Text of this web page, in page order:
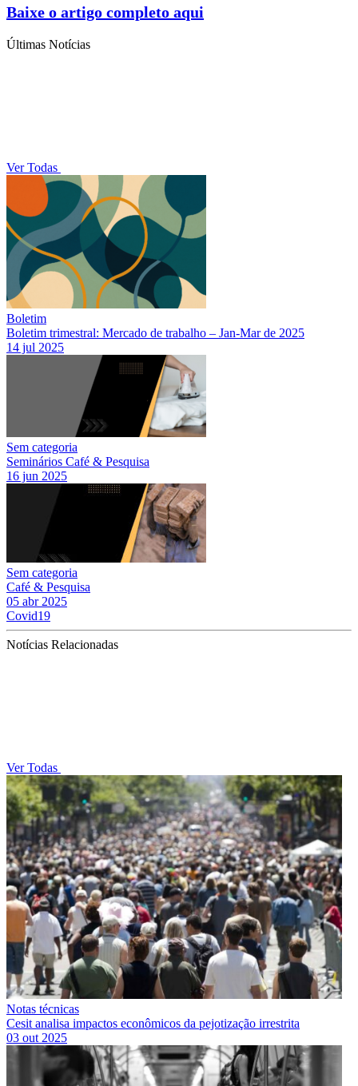
Baixe o artigo completo aqui
Últimas Notícias
Ver Todas
Boletim
Boletim trimestral: Mercado de trabalho – Jan-Mar de 2025
14 jul 2025
Sem categoria
Seminários Café & Pesquisa
16 jun 2025
Sem categoria
Café & Pesquisa
05 abr 2025
Covid19
Notícias Relacionadas
Ver Todas
Notas técnicas
Cesit analisa impactos econômicos da pejotização irrestrita
03 out 2025